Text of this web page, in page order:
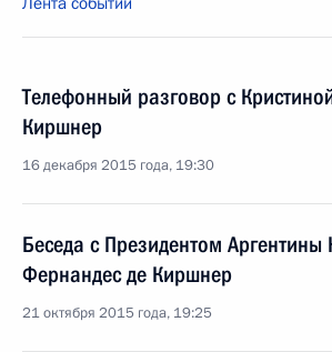
Телефонный разговор с
Киршнер
16 декабря 2015 года, 19:30
Беседа с Президентом Аргентины
Фернандес де Киршнер
21 октября 2015 года, 19:25